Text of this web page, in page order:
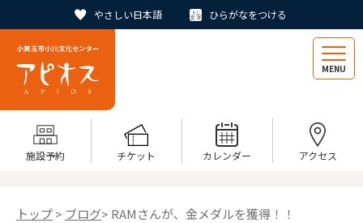
やさしい日本語 ひらがなをつける
MENU
施設予約 チケット カレンダー アクセス
トップ> ブログ> RAMさんが、金メダルを獲得！！